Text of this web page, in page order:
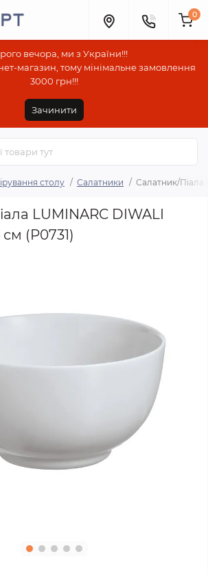
вечора, ми з України!!!
магазин, тому мінімальне замовлення
3000 грн!!!
Зачинити
0
столу Салатники Салатник/Піала
LUMINARC DIWALI
см (P0731)